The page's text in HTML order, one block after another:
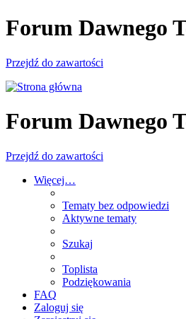
Forum Dawnego
Przejdź do zawartości
Forum Dawnego
Przejdź do zawartości
Więcej…
Tematy bez odpowiedzi
Aktywne tematy
Szukaj
Toplista
Podziękowania
FAQ
Zaloguj się